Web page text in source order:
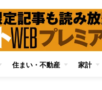
住まい・不動産 家計